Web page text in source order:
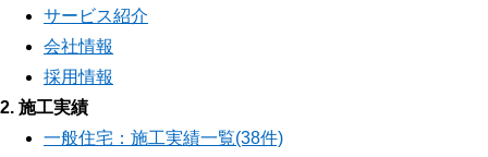
サービス紹介
会社情報
採用情報
2. 施工実績
一般住宅：施工実績一覧(38件)